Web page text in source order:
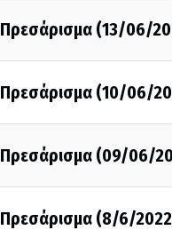
Πρεσάρισμα (13/06/
Πρεσάρισμα (10/06/
Πρεσάρισμα (09/06/
Πρεσάρισμα (8/6/